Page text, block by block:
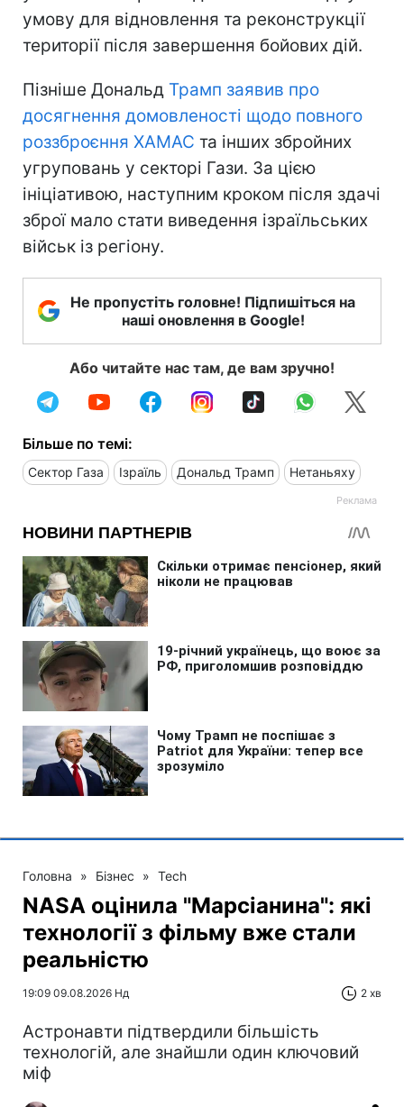
умову для відновлення та реконструкції
території після завершення бойових дій.
Пізніше Дональд Трамп заявив про
досягнення домовленості щодо повного
роззброєння ХАМАС та інших збройних
угруповань у секторі Гази. За цією
ініціативою, наступним кроком після здачі
зброї мало стати виведення ізраїльських
військ із регіону.
Не пропустіть головне! Підпишіться на
наші оновлення в Google!
Або читайте нас там, де вам зручно!
Більше по темі:
Сектор Газа Ізраїль Дональд Трамп Нетаньяху
Головна » Бізнес » Tech
NASA оцінила "Марсіанина": які
технології з фільму вже стали
реальністю
19:09 09.08.2026 Нд 2 хв
Астронавти підтвердили більшість
технологій, але знайшли один ключовий
міф